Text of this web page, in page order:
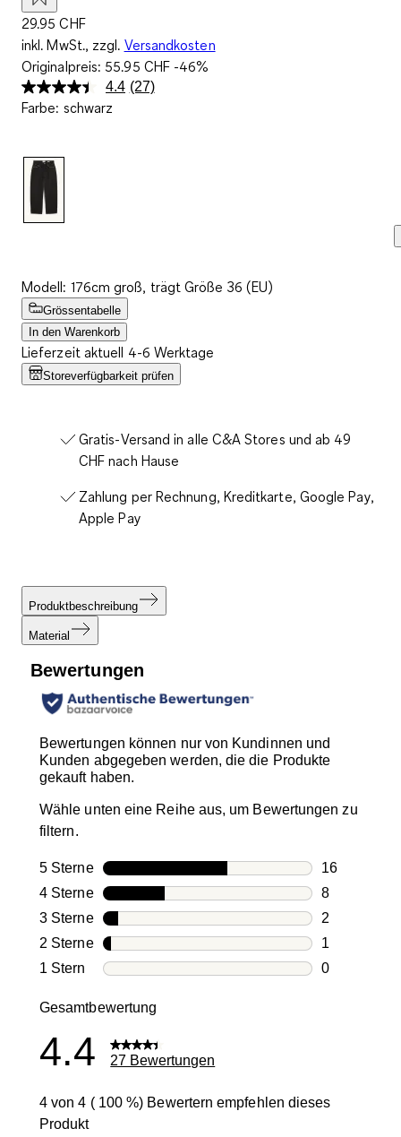
29.95 CHF
inkl. MwSt., zzgl. Versandkosten
Originalpreis: 55.95 CHF-46%
4.4 27
(27)
Farbe: schwarz
Modell: 176cm groß, trägt Größe 36 (EU)
Grössentabelle
In den Warenkorb
Lieferzeit aktuell 4-6 Werktage
Storeverfügbarkeit prüfen
Gratis-Versand in alle C&A Stores und ab 49
CHF nach Hause
Zahlung per Rechnung, Kreditkarte, Google Pay,
Apple Pay
Produktbeschreibung
Material
Bewertungen
Bewertungen können nur von Kundinnen und
Kunden abgegeben werden, die die Produkte
gekauft haben.
Wähle unten eine Reihe aus, um Bewertungen zu
filtern.
5 SterneSterne
16
16
4 SterneSterne
8
8
3 SterneSterne
2
2
2 SterneSterne
1
1
1 Stern Sterne
0
Gesamtbewertung
4.4 27 Bewertungen
4 von 4 ( 100 %) Bewertern empfehlen dieses
Produkt